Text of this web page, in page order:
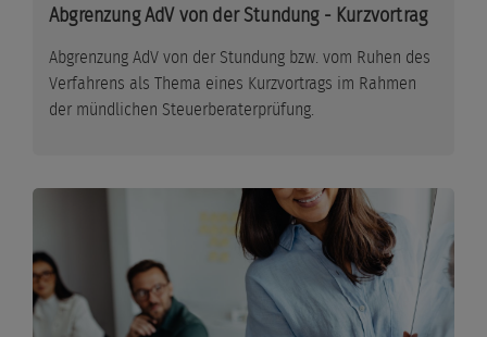
Abgrenzung AdV von der Stundung - Kurzvortrag
Abgrenzung AdV von der Stundung bzw. vom Ruhen des
Verfahrens als Thema eines Kurzvortrags im Rahmen
der mündlichen Steuerberaterprüfung.